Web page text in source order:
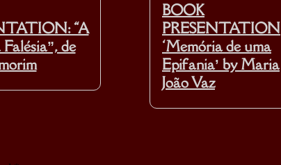
“A
de
BOOK
PRESENTATION
‘Memória de uma
Epifania’ by Maria
João Vaz